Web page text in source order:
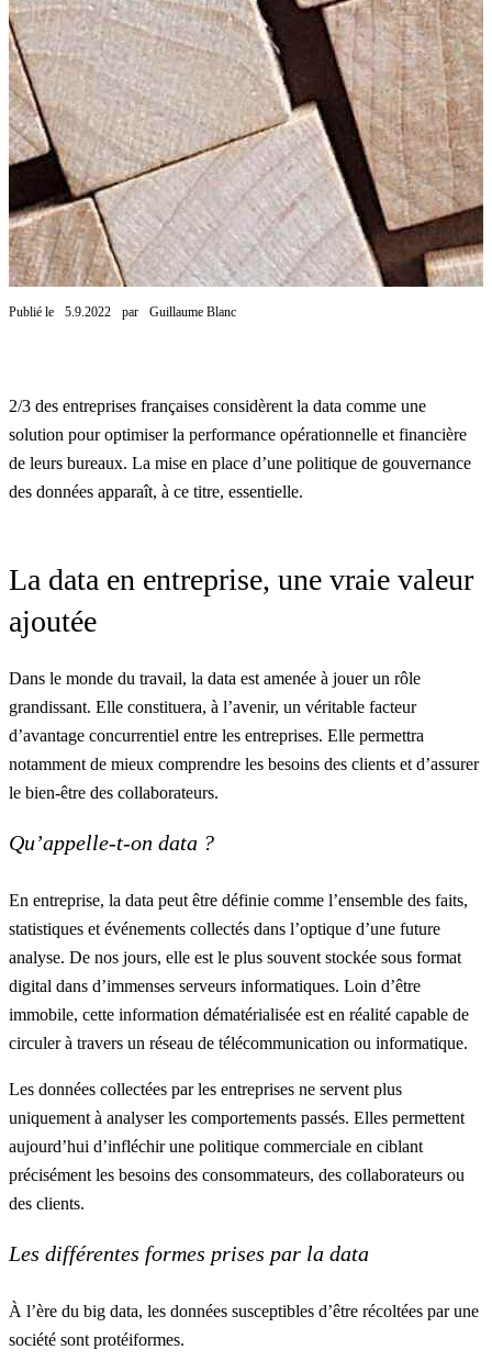
Publié le 5.9.2022 par Guillaume Blanc
2/3 des entreprises françaises considèrent la data comme une
solution pouroptimiser la performance opérationnelle et financière
de leurs bureaux. La mise en place d’une politique de gouvernance
des données apparaît, à ce titre, essentielle.
La data en entreprise, une vraie valeur
ajoutée
Dans le monde du travail, la data est amenée à jouer un rôle
grandissant. Elle constituera, à l’avenir, un véritable facteur
d’avantage concurrentiel entre les entreprises. Elle permettra
notamment de mieux comprendre les besoins des clients et d’assurer
le bien-être des collaborateurs.
Qu’appelle-t-on data ?
En entreprise, la data peut être définie comme l’ensemble des faits,
statistiques et événements collectés dans l’optique d’une future
analyse. De nos jours, elle est le plus souvent stockée sous format
digital dans d’immenses serveurs informatiques. Loin d’être
immobile, cette information dématérialisée est en réalité capable de
circuler à travers un réseau de télécommunication ou informatique.
Les données collectées par les entreprises ne servent plus
uniquement à analyser les comportements passés. Elles permettent
aujourd’hui d’infléchir une politique commerciale en ciblant
précisément les besoins des consommateurs, des collaborateurs ou
des clients.
Les différentes formes prises par la data
À l’ère du big data, les données susceptibles d’être récoltées par une
société sont protéiformes.